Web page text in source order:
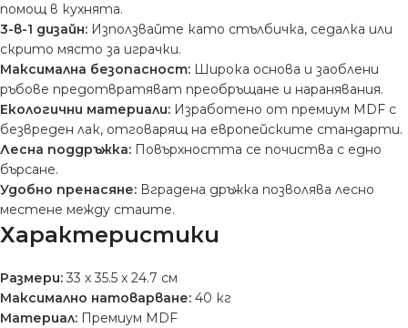
помощ в кухнята.
3-в-1 дизайн: Използвайте като стълбичка, седалка или
скрито място за играчки.
Максимална безопасност: Широка основа и заоблени
ръбове предотвратяват преобръщане и наранявания.
Екологични материали: Изработено от премиум MDF с
безвреден лак, отговарящ на европейските стандарти.
Лесна поддръжка: Повърхността се почиства с едно
бърсане.
Удобно пренасяне: Вградена дръжка позволява лесно
местене между стаите.
Характеристики
Размери: 33 x 35.5 x 24.7 см
Максимално натоварване: 40 кг
Материал: Премиум MDF